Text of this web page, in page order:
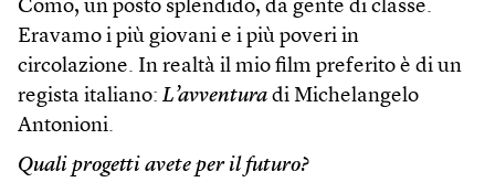
Como, un posto splendido, da gente di classe.
Eravamo i più giovani e i più poveri in
circolazione. In realtà il mio film preferito è di un
regista italiano: L’avventura di Michelangelo
Antonioni.
Quali progetti avete per il futuro?